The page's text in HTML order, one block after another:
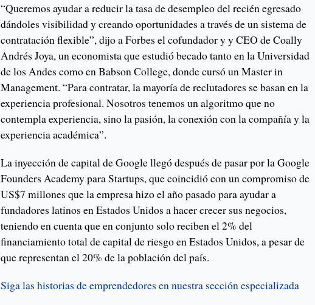
“Queremos ayudar a reducir la tasa de desempleo del recién egresado
dándoles visibilidad y creando oportunidades a través de un sistema de
contratación flexible”, dijo a Forbes el cofundador y y CEO de Coally
Andrés Joya, un economista que estudió becado tanto en la Universidad
de los Andes como en Babson College, donde cursó un Master in
Management. “Para contratar, la mayoría de reclutadores se basan en la
experiencia profesional. Nosotros tenemos un algoritmo que no
contempla experiencia, sino la pasión, la conexión con la compañía y la
experiencia académica”.
La inyección de capital de Google llegó después de pasar por la Google
Founders Academy para Startups, que coincidió con un compromiso de
US$7 millones que la empresa hizo el año pasado para ayudar a
fundadores latinos en Estados Unidos a hacer crecer sus negocios,
teniendo en cuenta que en conjunto solo reciben el 2% del
financiamiento total de capital de riesgo en Estados Unidos, a pesar de
que representan el 20% de la población del país.
Siga las historias de emprendedores en nuestra sección especializada